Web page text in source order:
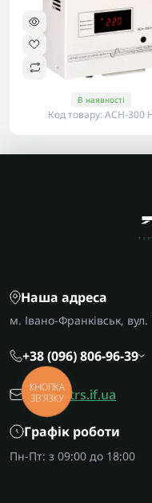
В наявності
Код товару: АСН-300
Наша адреса
м. Івано-Франківськ,
+38 (096) 806-96-39
office@trs.if.ua
Графік роботи
Пн-Пт: з 09:00 до 18:00
КНОПКА
ЗВ'ЯЗКУ